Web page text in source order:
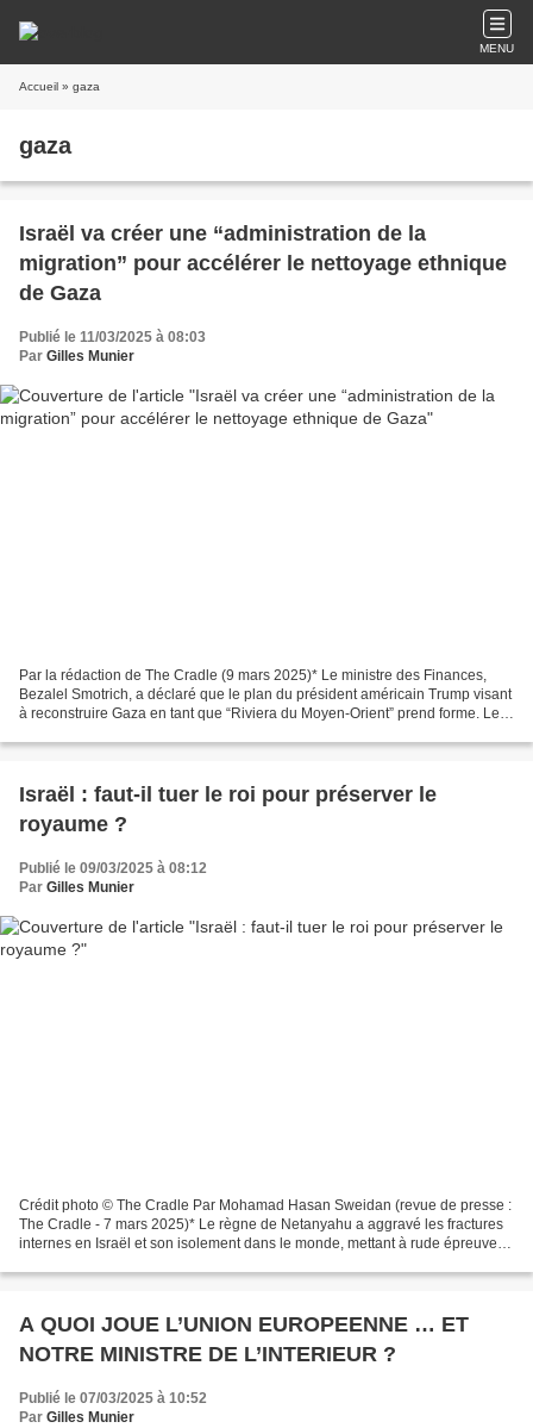
MENU
Accueil » gaza
gaza
Israël va créer une “administration de la
migration” pour accélérer le nettoyage ethnique
de Gaza
Publié le 11/03/2025 à 08:03
Par Gilles Munier
Par la rédaction de The Cradle (9 mars 2025)* Le ministre des Finances,
Bezalel Smotrich, a déclaré que le plan du président américain Trump visant
à reconstruire Gaza en tant que “Riviera du Moyen-Orient” prend forme. Le
Israël : faut-il tuer le roi pour préserver le
royaume ?
Publié le 09/03/2025 à 08:12
Par Gilles Munier
Crédit photo © The Cradle Par Mohamad Hasan Sweidan (revue de presse :
The Cradle - 7 mars 2025)* Le règne de Netanyahu a aggravé les fractures
internes en Israël et son isolement dans le monde, mettant à rude épreuve la
A QUOI JOUE L’UNION EUROPEENNE … ET
NOTRE MINISTRE DE L’INTERIEUR ?
Publié le 07/03/2025 à 10:52
Par Gilles Munier